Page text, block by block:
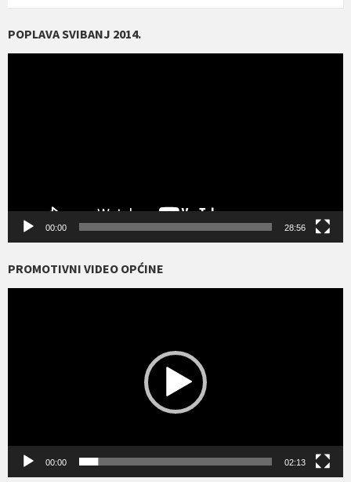
POPLAVA SVIBANJ 2014.
00:00 28:56
PROMOTIVNI VIDEO OPĆINE
00:00 02:13